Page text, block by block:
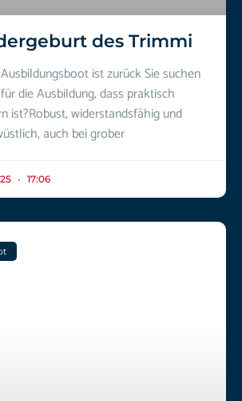
des Trimmi
ist zurück Sie suchen
die Ausbildung, dass praktisch
ist?Robust, widerstandsfähig und
auch bei grober
17:06